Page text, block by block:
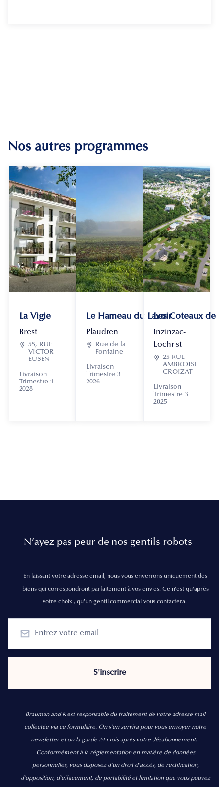
Nos autres programmes
La Vigie
Brest
 55, RUE
VICTOR
EUSEN
Livraison
Trimestre 1
2028
Le Hameau du Lavoir
Plaudren

Rue de la
Fontaine
Livraison
Trimestre 3
2026
Les Coteaux
Inzinzac-
Lochrist
 25 RUE
AMBROISE
CROIZAT
Livraison
Trimestre 3
2025
N’ayez pas peur de nos gentils robots
En laissant votre adresse email, nous vous enverrons uniquement des
biens qui correspondront parfaitement à vos envies. Ce n'est qu'après
votre choix , qu'un gentil commercial vous contactera.
Brauman and K est responsable du traitement de votre adresse mail
collectée via ce formulaire. On s’en servira pour vous envoyer notre
newsletter et on la garde 24 mois après votre désabonnement.
Conformément à la réglementation en matière de données
personnelles, vous disposez d'un droit d'accès, de rectification,
d’opposition, d’effacement, de portabilité et limitation que vous pouvez